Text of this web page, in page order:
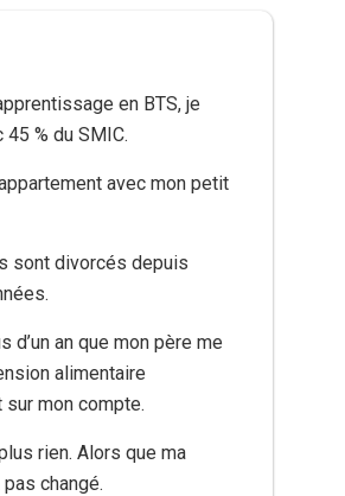
en BTS, je
% du SMIC.
avec mon petit
sont divorcés depuis
d’un an que mon père me
alimentaire
mon compte.
rien. Alors que ma
pas changé.